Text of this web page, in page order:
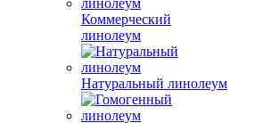
Коммерческий
линолеум
Натуральный линолеум